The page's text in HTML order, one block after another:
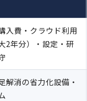
入費・クラウド利用
2年分）・設定・研
解消の省力化設備・